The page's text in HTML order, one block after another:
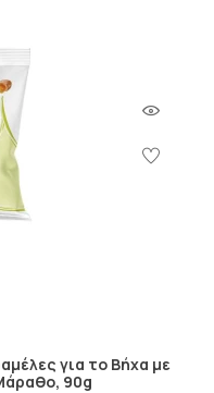
για το Bήχα με
90g